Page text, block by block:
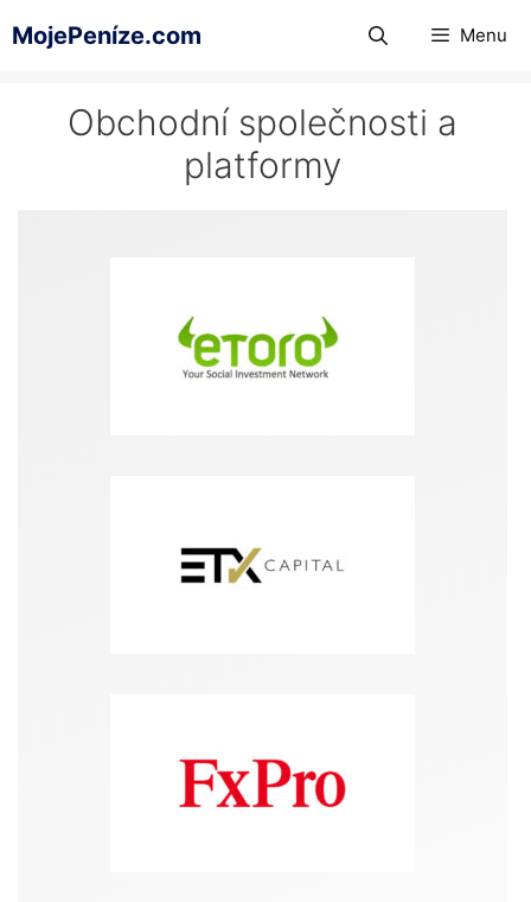
naMojePeníze.com Menu
Obchodní společnosti a
platformy